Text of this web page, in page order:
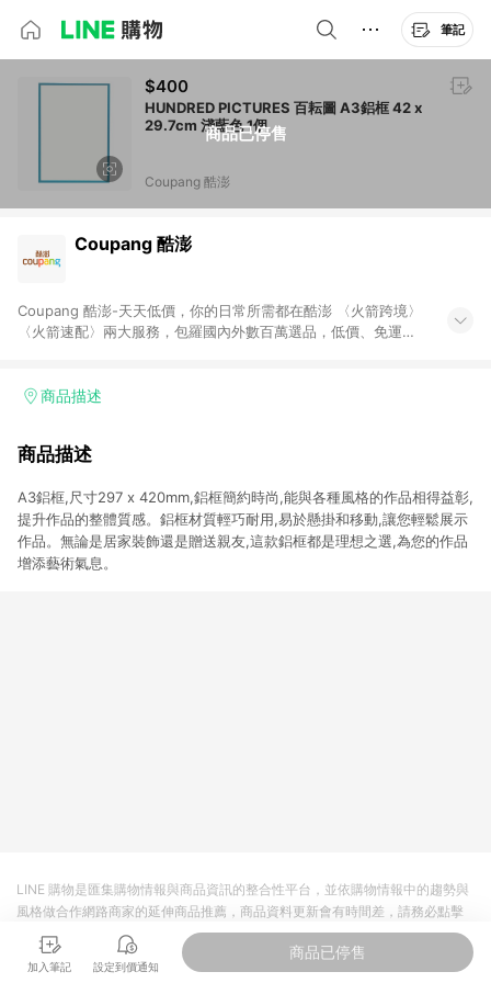
筆記
商品已停售
$400
HUNDRED PICTURES 百耘圖 A3鋁框 42 x
29.7cm 淺藍色 1個
Coupang 酷澎
Coupang 酷澎
Coupang 酷澎-天天低價，你的日常所需都在酷澎 〈火箭跨境〉
〈火箭速配〉兩大服務，包羅國內外數百萬選品，低價、免運，
加入WOW會員告別湊免運，火箭速配、火箭跨境優質選品不限金
商品描述
商品描述
A3鋁框,尺寸297 x 420mm,鋁框簡約時尚,能與各種風格的作品相得益彰,
提升作品的整體質感。鋁框材質輕巧耐用,易於懸掛和移動,讓您輕鬆展示
作品。無論是居家裝飾還是贈送親友,這款鋁框都是理想之選,為您的作品
增添藝術氣息。
加入筆記 設定到價通知
商品已停售
LINE 購物是匯集購物情報與商品資訊的整合性平台，並依購物情報中的趨勢與
風格做合作網路商家的延伸商品推薦，商品資料更新會有時間差，請務必點擊
商品至各合作網路商家，確認現售價與購物條件，一切資訊以合作廠商網頁為
準。